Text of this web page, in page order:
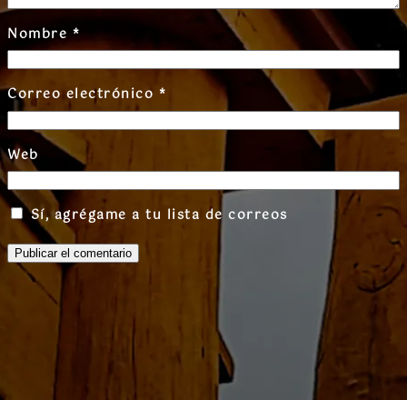
Nombre*
Correo electrónico *
Web
Sí, agrégame a tu lista de correos